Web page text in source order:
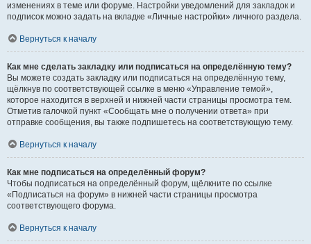
изменениях в теме или форуме. Настройки уведомлений для закладок и
подписок можно задать на вкладке «Личные настройки» личного раздела.
Вернуться к началу
Как мне сделать закладку или подписаться на определённую тему?
Вы можете создать закладку или подписаться на определённую тему,
щёлкнув по соответствующей ссылке в меню «Управление темой»,
которое находится в верхней и нижней части страницы просмотра тем.
Отметив галочкой пункт «Сообщать мне о получении ответа» при
отправке сообщения, вы также подпишетесь на соответствующую тему.
Вернуться к началу
Как мне подписаться на определённый форум?
Чтобы подписаться на определённый форум, щёлкните по ссылке
«Подписаться на форум» в нижней части страницы просмотра
соответствующего форума.
Вернуться к началу